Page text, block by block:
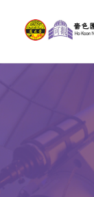
天文館
博物天地